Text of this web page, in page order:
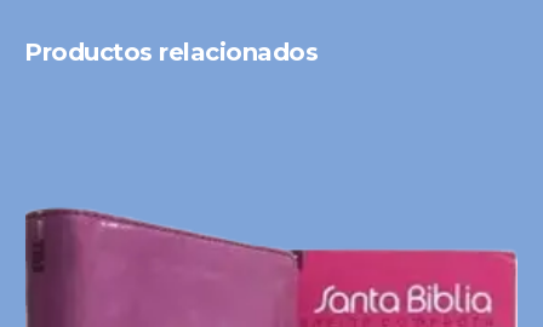
Productos relacionados